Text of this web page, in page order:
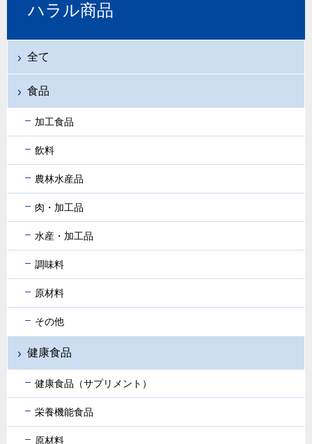
ハラル商品
全て
食品
加工食品
飲料
農林水産品
肉・加工品
水産・加工品
調味料
原材料
その他
健康食品
健康食品（サプリメント）
栄養機能食品
原材料